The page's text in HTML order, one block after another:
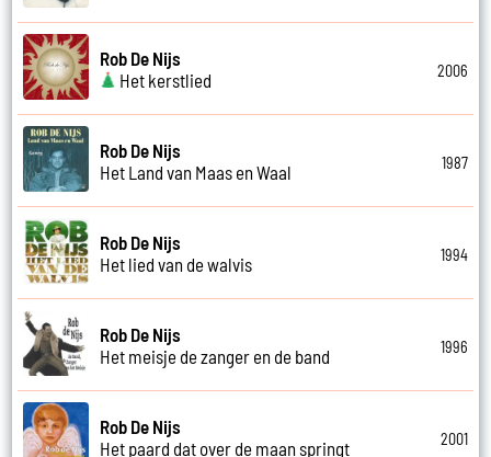
Rob De Nijs
Het kerstlied
2006
Rob De Nijs
Het Land van Maas en Waal
1987
Rob De Nijs
Het lied van de walvis
1994
Rob De Nijs
Het meisje de zanger en de band
1996
Rob De Nijs
Het paard dat over de maan springt
2001